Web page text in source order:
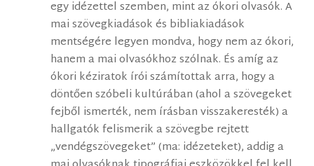
egy idézettel szemben, mint az ókori olvasók. A
mai szövegkiadások és bibliakiadások
mentségére legyen mondva, hogy nem az ókori,
hanem a mai olvasókhoz szólnak. És amíg az
ókori kéziratok írói számítottak arra, hogy a
döntően szóbeli kultúrában (ahol a szövegeket
fejből ismerték, nem írásban visszakeresték) a
hallgatók felismerik a szövegbe rejtett
„vendégszövegeket” (ma: idézeteket), addig a